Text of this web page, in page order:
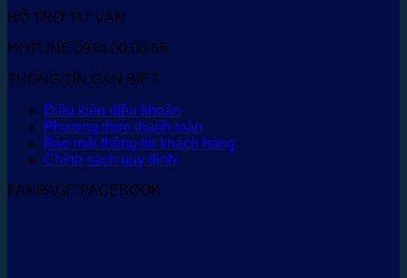
HỖ TRỢ TƯ VẤN
HOTLINE 0914.00.00.65
THÔNG TIN CẦN BIẾT
Điều kiện điều khoản
Phương thức thanh toán
Bảo mật thông tin khách hàng
Chính sách quy định
FANPAGE FACEBOOK